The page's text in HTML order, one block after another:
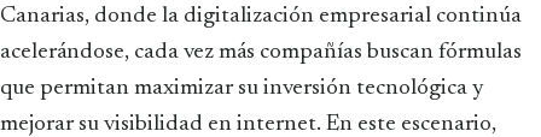
Canarias, donde la digitalización empresarial continúa
acelerándose, cada vez más compañías buscan fórmulas
que permitan maximizar su inversión tecnológica y
mejorar su visibilidad en internet. En este escenario,